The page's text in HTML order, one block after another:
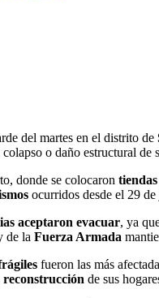
del martes en el distrito de
o daño estructural de
donde se colocaron
ocurridos desde el 29
aceptaron evacuar, ya
de la Fuerza Armada
fueron las más
de sus